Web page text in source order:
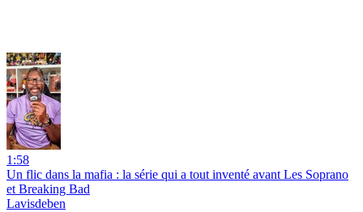
1:58
Un flic dans la mafia : la série qui a tout inventé avant Les Soprano
et Breaking Bad
Lavisdeben